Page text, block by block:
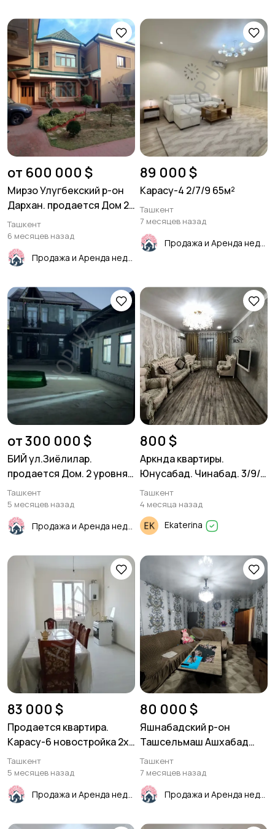
от 600 000 $
Мирзо Улугбекский р-он
Дархан. продается Дом 2
уровня.520м²
Ташкент
6 месяцев назад
89 000 $
Карасу-4 2/7/9 65м²
Ташкент
7 месяцев назад
от 300 000 $
БИЙ ул.Зиёлилар.
продается Дом. 2 уровня
350м²
Ташкент
5 месяцев назад
800 $
Аркнда квартиры.
Юнусабад. Чинабад. 3/9/9
80м²
Ташкент
4 месяца назад
Ekaterina
83 000 $
Продается квартира.
Карасу-6 новостройка 2х
комнатная 80м²
Ташкент
5 месяцев назад
80 000 $
Яшнабадский р-он
Ташсельмаш Ашхабад
3в4/4/4. 77серия
Ташкент
7 месяцев назад